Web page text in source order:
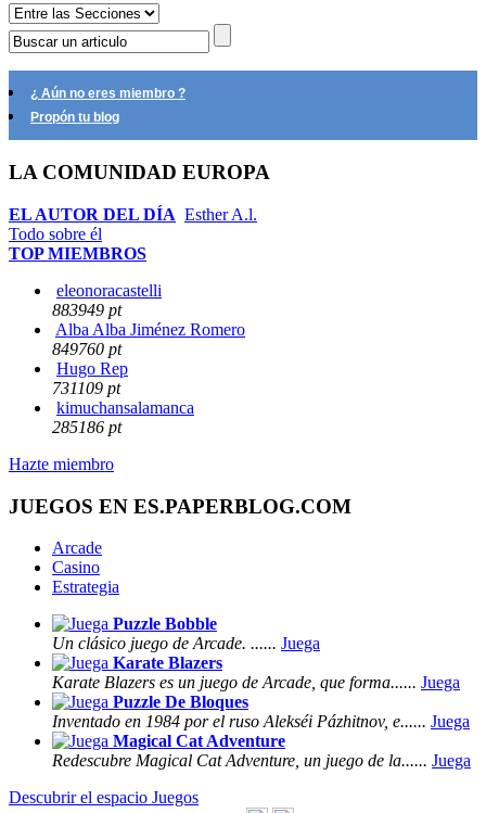
¿ Aún no eres miembro ?
Propón tu blog
LA COMUNIDAD EUROPA
EL AUTOR DEL DÍA Esther A.l.
Todo sobre él
TOP MIEMBROS
eleonoracastelli
883949 pt
Alba Alba Jiménez Romero
849760 pt
Hugo Rep
731109 pt
kimuchansalamanca
285186 pt
Hazte miembro
JUEGOS EN ES.PAPERBLOG.COM
Arcade
Casino
Estrategia
Puzzle Bobble
Un clásico juego de Arcade. ...... Juega
Karate Blazers
Karate Blazers es un juego de Arcade, que forma...... Juega
Puzzle De Bloques
Inventado en 1984 por el ruso Alekséi Pázhitnov, e...... Juega
Magical Cat Adventure
Redescubre Magical Cat Adventure, un juego de la...... Juega
Descubrir el espacio Juegos